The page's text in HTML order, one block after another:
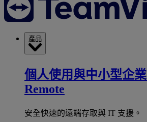
產品
個人使用與中小型企業
Remote
安全快速的遠端存取與 IT 支援。